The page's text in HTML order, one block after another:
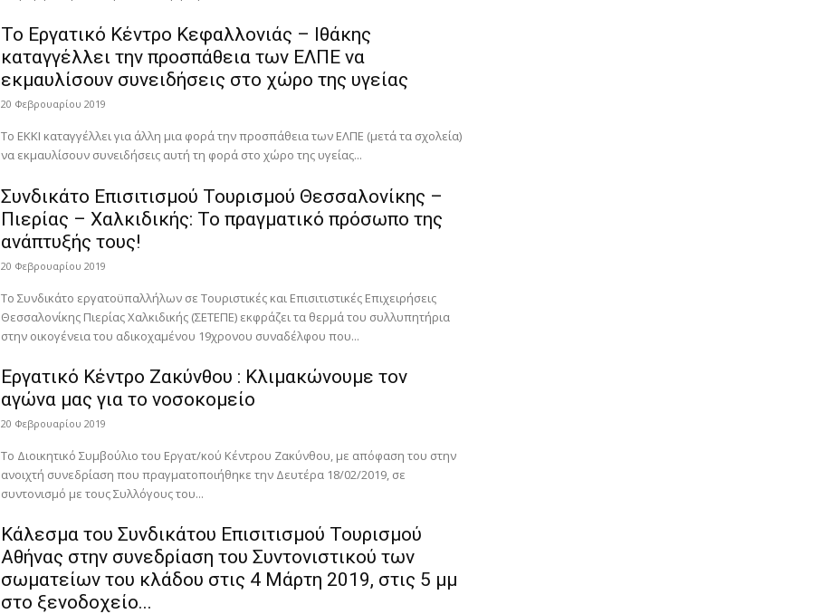
Το Εργατικό Κέντρο Κεφαλλονιάς – Ιθάκης
καταγγέλλει την προσπάθεια των ΕΛΠΕ να
εκμαυλίσουν συνειδήσεις στο χώρο της υγείας
20 Φεβρουαρίου 2019
Το ΕΚΚΙ καταγγέλλει για άλλη μια φορά την προσπάθεια των ΕΛΠΕ (μετά τα σχολεία)
να εκμαυλίσουν συνειδήσεις αυτή τη φορά στο χώρο της υγείας...
Συνδικάτο Επισιτισμού Τουρισμού Θεσσαλονίκης –
Πιερίας – Χαλκιδικής: Το πραγματικό πρόσωπο της
ανάπτυξής τους!
20 Φεβρουαρίου 2019
Το Συνδικάτο εργατοϋπαλλήλων σε Τουριστικές και Επισιτιστικές Επιχειρήσεις
Θεσσαλονίκης Πιερίας Χαλκιδικής (ΣΕΤΕΠΕ) εκφράζει τα θερμά του συλλυπητήρια
στην οικογένεια του αδικοχαμένου 19χρονου συναδέλφου που...
Εργατικό Κέντρο Ζακύνθου : Κλιμακώνουμε τον
αγώνα μας για το νοσοκομείο
20 Φεβρουαρίου 2019
Το Διοικητικό Συμβούλιο του Εργατ/κού Κέντρου Ζακύνθου, με απόφαση του στην
ανοιχτή συνεδρίαση που πραγματοποιήθηκε την Δευτέρα 18/02/2019, σε
συντονισμό με τους Συλλόγους του...
Κάλεσμα του Συνδικάτου Επισιτισμού Τουρισμού
Αθήνας στην συνεδρίαση του Συντονιστικού των
σωματείων του κλάδου στις 4 Μάρτη 2019, στις 5 μμ
στο ξενοδοχείο...